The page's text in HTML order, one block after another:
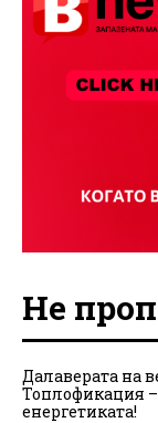
Не
Далаверата на
Топлофикация –
енергетиката!